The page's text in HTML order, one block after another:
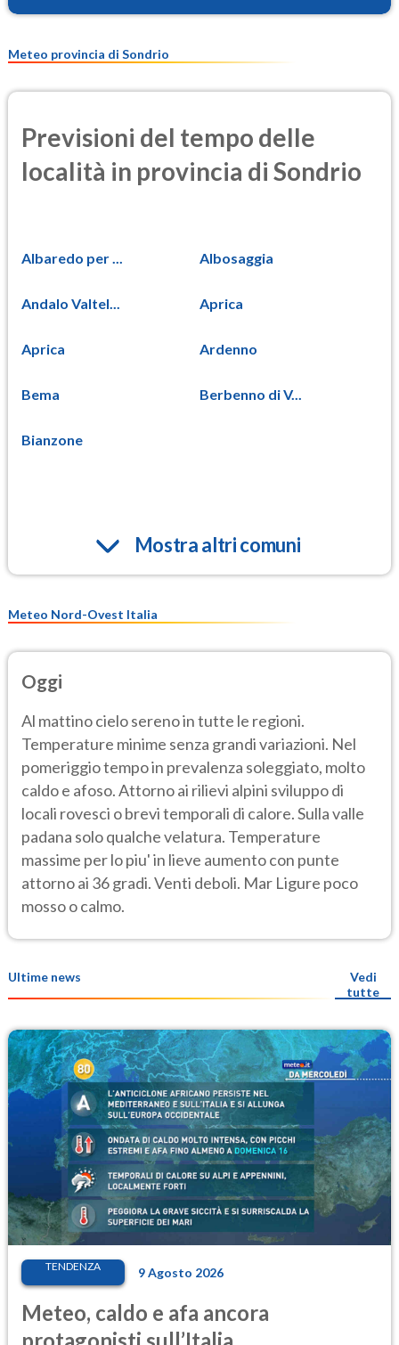
PM25
Meteo provincia di Sondrio
Previsioni del tempo delle
località in provincia di Sondrio
Albaredo per ... Albosaggia
Andalo Valtel... Aprica
Aprica Ardenno
Bema Berbenno di V...
Bianzone
Mostra altri comuni
Meteo Nord-Ovest Italia
Oggi
Al mattino cielo sereno in tutte le regioni.
Temperature minime senza grandi variazioni. Nel
pomeriggio tempo in prevalenza soleggiato, molto
caldo e afoso. Attorno ai rilievi alpini sviluppo di
locali rovesci o brevi temporali di calore. Sulla valle
padana solo qualche velatura. Temperature
massime per lo piu' in lieve aumento con punte
attorno ai 36 gradi. Venti deboli. Mar Ligure poco
mosso o calmo.
Ultime news
Vedi
tutte
TENDENZA 9 Agosto 2026
Meteo, caldo e afa ancora